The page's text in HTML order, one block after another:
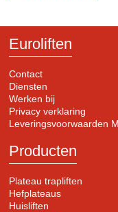
Euroliften
Contact
Diensten
Werken bij
Privacy verklaring
Leveringsvoorwaarden
Producten
Plateau trapliften
Hefplateaus
Huisliften